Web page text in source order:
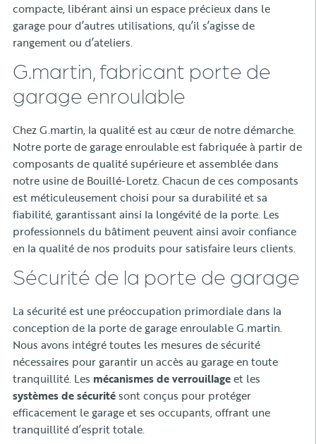
compacte, libérant ainsi un espace précieux dans le
garage pour d’autres utilisations, qu’il s’agisse de
rangement ou d’ateliers.
G.martin, fabricant porte de
garage enroulable
Chez G.martin, la qualité est au cœur de notre démarche.
Notre porte de garage enroulable est fabriquée à partir de
composants de qualité supérieure et assemblée dans
notre usine de Bouillé-Loretz. Chacun de ces composants
est méticuleusement choisi pour sa durabilité et sa
fiabilité, garantissant ainsi la longévité de la porte. Les
professionnels du bâtiment peuvent ainsi avoir confiance
en la qualité de nos produits pour satisfaire leurs clients.
Sécurité de la porte de garage
La sécurité est une préoccupation primordiale dans la
conception de la porte de garage enroulable G.martin.
Nous avons intégré toutes les mesures de sécurité
nécessaires pour garantir un accès au garage en toute
tranquillité. Les mécanismes de verrouillageet les
systèmes de sécuritésont conçus pour protéger
efficacement le garage et ses occupants, offrant une
tranquillité d’esprit totale.